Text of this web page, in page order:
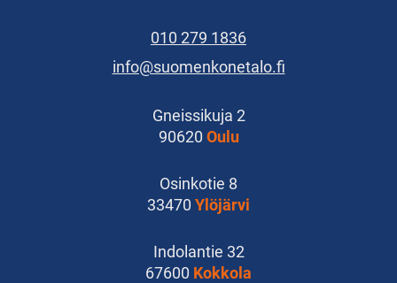
010 279 1836
info@suomenkonetalo.fi
Gneissikuja 2
90620 Oulu
Osinkotie 8
33470 Ylöjärvi
Indolantie 32
67600 Kokkola